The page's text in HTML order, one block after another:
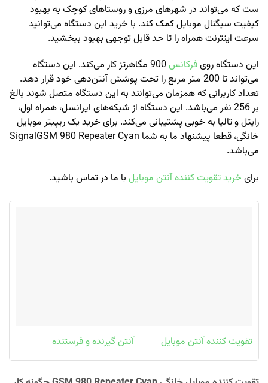
ست که می‌تواند در شهرهای مرزی و روستاهای کوچک به بهبود
کیفیت سیگنال موبایل کمک کند. با خرید این دستگاه می‌توانید
سرعت اینترنت همراه را تا حد قابل توجهی بهبود ببخشید.
این دستگاه رویفرکانس‌
900 مگاهرتز کار می‌کند. این دستگاه
می‌تواند تا 200 متر مربع را تحت پوشش آنتن‌دهی خود قرار دهد.
تعداد کاربرانی که همزمان می‌توانند به این دستگاه متصل شوند بالغ
بر 256 نفر می‌باشد. این دستگاه از شبکه‌های ایرانسل، همراه اول،
رایتل و تالیا به خوبی پشتیبانی می‌کند. برای خرید یک ریپیتر موبایل
خانگی، قطعا پیشنهاد ما به شما SignalGSM 980 Repeater Cyan
می‌باشد.
برای خرید تقویت کننده آنتن موبایل با ما در تماس باشید.
تقویت کننده آنتن موبایل آنتن گیرنده و فرستنده